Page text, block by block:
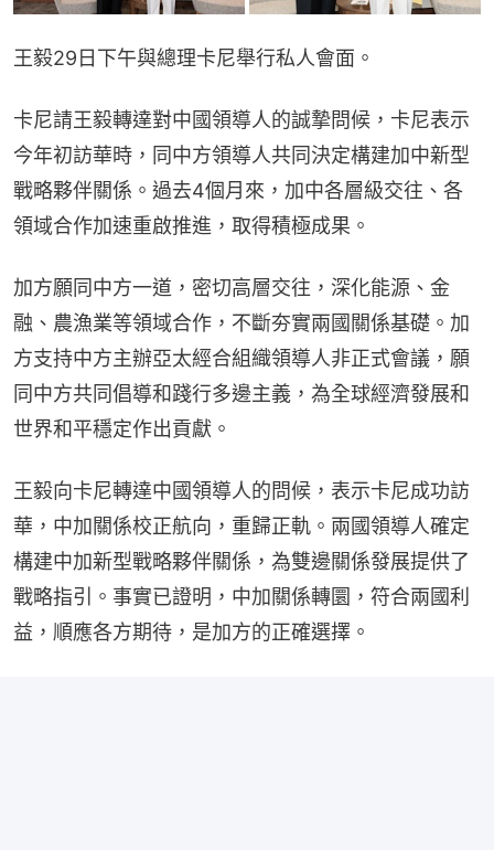
王毅29日下午與總理卡尼舉行私人會面。
卡尼請王毅轉達對中國領導人的誠摯問候，卡尼表示
今年初訪華時，同中方領導人共同決定構建加中新型
戰略夥伴關係。過去4個月來，加中各層級交往、各
領域合作加速重啟推進，取得積極成果。
加方願同中方一道，密切高層交往，深化能源、金
融、農漁業等領域合作，不斷夯實兩國關係基礎。加
方支持中方主辦亞太經合組織領導人非正式會議，願
同中方共同倡導和踐行多邊主義，為全球經濟發展和
世界和平穩定作出貢獻。
王毅向卡尼轉達中國領導人的問候，表示卡尼成功訪
華，中加關係校正航向，重歸正軌。兩國領導人確定
構建中加新型戰略夥伴關係，為雙邊關係發展提供了
戰略指引。事實已證明，中加關係轉圜，符合兩國利
益，順應各方期待，是加方的正確選擇。